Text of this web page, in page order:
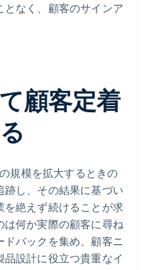
なく、顧客のサインア
顧客定着
規模を拡大するときの
し、その結果に基づい
絶えず続けることが求
何か実際の顧客に尋ね
バックを集め、顧客ニ
設計に役立つ貴重なイ